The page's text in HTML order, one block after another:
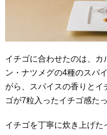
イチゴに合わせたのは、
ン・ナツメグの4種のスパ
がら、スパイスの香りと
ゴが7粒入ったイチゴ感た
イチゴを丁寧に炊き上げた